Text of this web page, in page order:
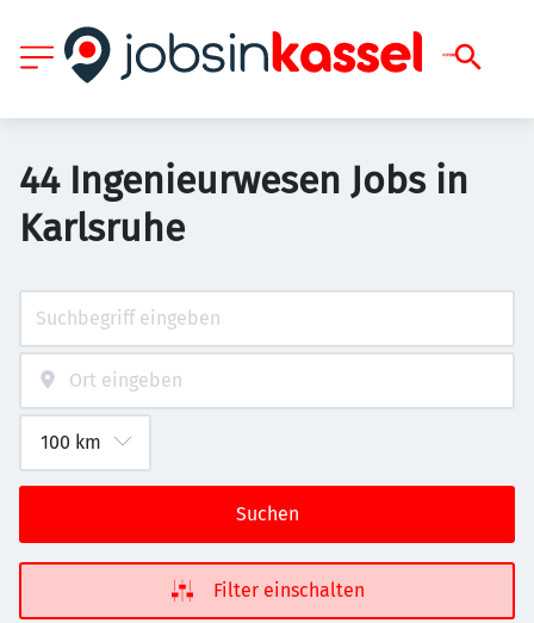
44 Ingenieurwesen Jobs in
Karlsruhe
Suchen
Filter einschalten